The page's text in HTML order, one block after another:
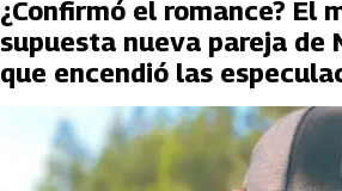
¿Confirmó el romance? El
supuesta nueva pareja de
que encendió las